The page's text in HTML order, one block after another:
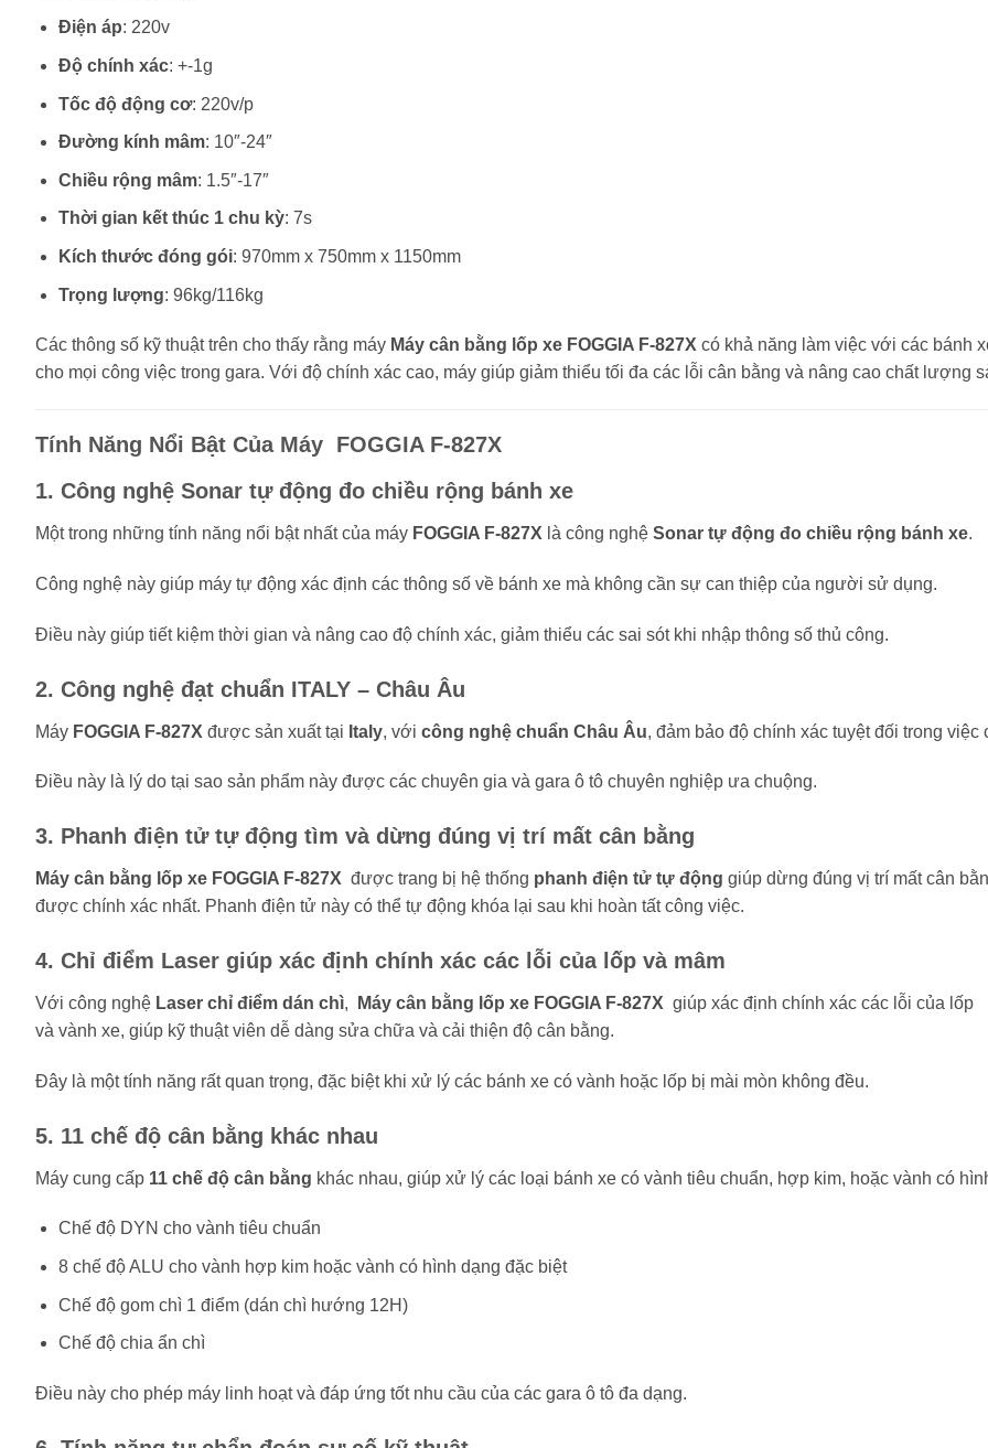
Điện áp: 220v
Độ chính xác: +-1g
Tốc độ động cơ: 220v/p
Đường kính mâm: 10″-24″
Chiều rộng mâm: 1.5″-17″
Thời gian kết thúc 1 chu kỳ: 7s
Kích thước đóng gói: 970mm x 750mm x 1150mm
Trọng lượng: 96kg/116kg
Các thông số kỹ thuật trên cho thấy rằng máy Máy cân bằng lốp xe FOGGIA F-827X có khả năng làm việc với các bánh
cho mọi công việc trong gara. Với độ chính xác cao, máy giúp giảm thiểu tối đa các lỗi cân bằng và nâng cao chất lượng
Tính Năng Nổi Bật Của Máy FOGGIA F-827X
1. Công nghệ Sonar tự động đo chiều rộng bánh xe
Một trong những tính năng nổi bật nhất của máy FOGGIA F-827X là công nghệ Sonar tự động đo chiều rộng bánh xe.
Công nghệ này giúp máy tự động xác định các thông số về bánh xe mà không cần sự can thiệp của người sử dụng.
Điều này giúp tiết kiệm thời gian và nâng cao độ chính xác, giảm thiểu các sai sót khi nhập thông số thủ công.
2. Công nghệ đạt chuẩn ITALY – Châu Âu
Máy FOGGIA F-827X được sản xuất tại Italy, với công nghệ chuẩn Châu Âu, đảm bảo độ chính xác tuyệt đối trong việc
Điều này là lý do tại sao sản phẩm này được các chuyên gia và gara ô tô chuyên nghiệp ưa chuộng.
3. Phanh điện tử tự động tìm và dừng đúng vị trí mất cân bằng
Máy cân bằng lốp xe FOGGIA F-827X được trang bị hệ thống phanh điện tử tự động giúp dừng đúng vị trí mất cân
được chính xác nhất. Phanh điện tử này có thể tự động khóa lại sau khi hoàn tất công việc.
4. Chỉ điểm Laser giúp xác định chính xác các lỗi của lốp và mâm
Với công nghệ Laser chỉ điểm dán chì, Máy cân bằng lốp xe FOGGIA F-827X giúp xác định chính xác các lỗi của lốp
và vành xe, giúp kỹ thuật viên dễ dàng sửa chữa và cải thiện độ cân bằng.
Đây là một tính năng rất quan trọng, đặc biệt khi xử lý các bánh xe có vành hoặc lốp bị mài mòn không đều.
5. 11 chế độ cân bằng khác nhau
Máy cung cấp 11 chế độ cân bằng khác nhau, giúp xử lý các loại bánh xe có vành tiêu chuẩn, hợp kim, hoặc vành có
Chế độ DYN cho vành tiêu chuẩn
8 chế độ ALU cho vành hợp kim hoặc vành có hình dạng đặc biệt
Chế độ gom chì 1 điểm (dán chì hướng 12H)
Chế độ chia ẩn chì
Điều này cho phép máy linh hoạt và đáp ứng tốt nhu cầu của các gara ô tô đa dạng.